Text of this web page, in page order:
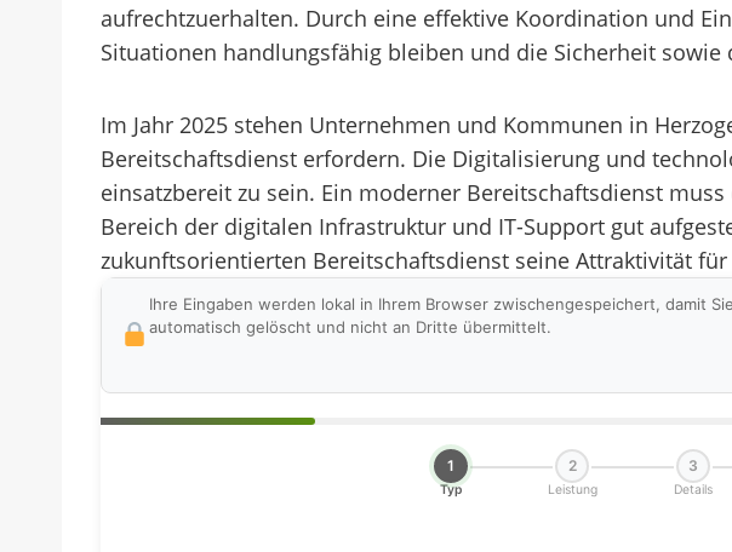
aufrechtzuerhalten. Durch eine effektive Koordination und
Situationen handlungsfähig bleiben und die Sicherheit
Im Jahr 2025 stehen Unternehmen und Kommunen in
Bereitschaftsdienst erfordern. Die Digitalisierung und
einsatzbereit zu sein. Ein moderner Bereitschaftsdienst
Bereich der digitalen Infrastruktur und IT-Support gut
zukunftsorientierten Bereitschaftsdienst seine Attraktivität
Ihre Eingaben werden lokal in Ihrem Browser zwischengespeichert, damit
automatisch gelöscht und nicht an Dritte übermittelt.
1
Typ
2
Leistung
3
Details